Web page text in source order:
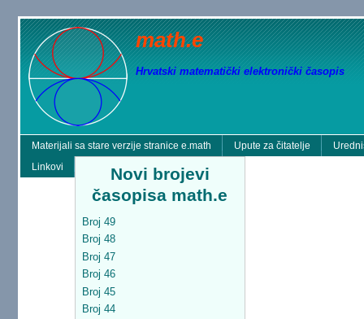
math.e
Hrvatski matematički elektronički časopis
Materijali sa stare verzije stranice e.math Upute za čitatelje
Linkovi
Novi brojevi
časopisa math.e
Broj 49
Broj 48
Broj 47
Broj 46
Broj 45
Broj 44